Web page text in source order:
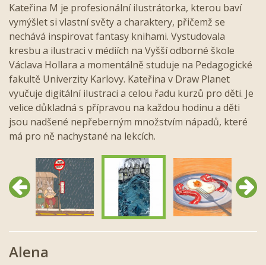
Kateřina M je profesionální ilustrátorka, kterou baví
vymýšlet si vlastní světy a charaktery, přičemž se
nechává inspirovat fantasy knihami. Vystudovala
kresbu a ilustraci v médiích na Vyšší odborné škole
Václava Hollara a momentálně studuje na Pedagogické
fakultě Univerzity Karlovy. Kateřina v Draw Planet
vyučuje digitální ilustraci a celou řadu kurzů pro děti. Je
velice důkladná s přípravou na každou hodinu a děti
jsou nadšené nepřeberným množstvím nápadů, které
má pro ně nachystané na lekcích.
Předchozí Další
Alena